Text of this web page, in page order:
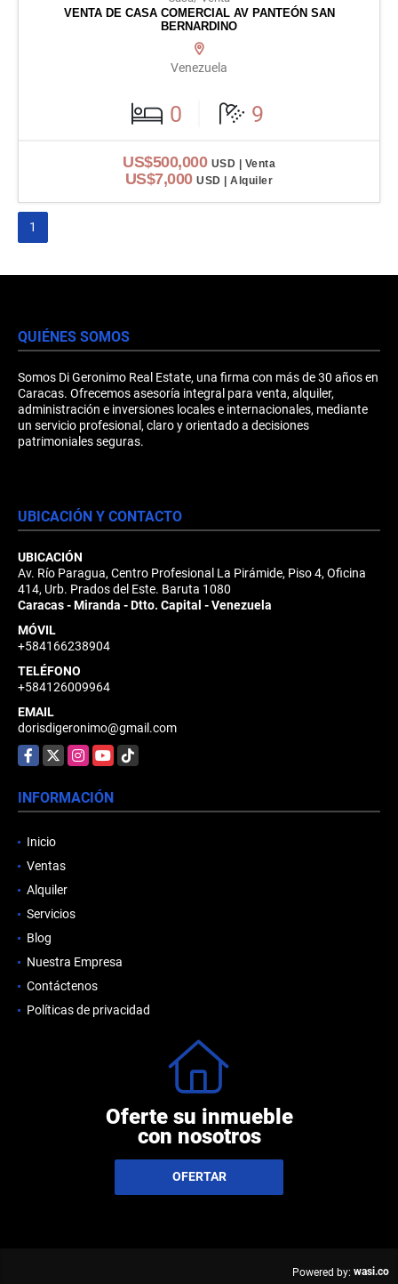
VENTA DE CASA COMERCIAL AV PANTEÓN SAN
BERNARDINO
Venezuela
0 9
US$500,000 USD | Venta
US$7,000USD | Alquiler
1
QUIÉNES SOMOS
Somos Di Geronimo Real Estate, una firma con más de 30 años en
Caracas. Ofrecemos asesoría integral para venta, alquiler,
administración e inversiones locales e internacionales, mediante
un servicio profesional, claro y orientado a decisiones
patrimoniales seguras.
UBICACIÓN Y CONTACTO
UBICACIÓN
Av. Río Paragua, Centro Profesional La Pirámide, Piso 4, Oficina
414, Urb. Prados del Este. Baruta 1080
Caracas - Miranda - Dtto. Capital - Venezuela
MÓVIL
+584166238904
TELÉFONO
+584126009964
EMAIL
dorisdigeronimo@gmail.com
Facebook
X Instagram
YouTubeTikTok
INFORMACIÓN
Inicio
Ventas
Alquiler
Servicios
Blog
Nuestra Empresa
Contáctenos
Políticas de privacidad
Oferte su inmueble
con nosotros
OFERTAR
Powered by: wasi.co